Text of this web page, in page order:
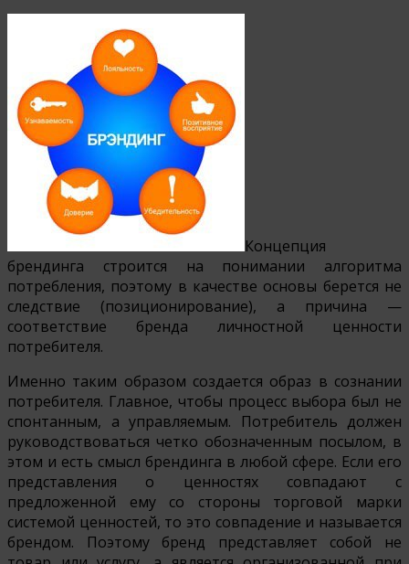
Концепция
брендинга строится на понимании алгоритма
потребления, поэтому в качестве основы берется не
следствие (позиционирование), а причина —
соответствие бренда личностной ценности
потребителя.
Именно таким образом создается образ в сознании
потребителя. Главное, чтобы процесс выбора был не
спонтанным, а управляемым. Потребитель должен
руководствоваться четко обозначенным посылом, в
этом и есть смысл брендинга в любой сфере. Если его
представления о ценностях совпадают с
предложенной ему со стороны торговой марки
системой ценностей, то это совпадение и называется
брендом. Поэтому бренд представляет собой не